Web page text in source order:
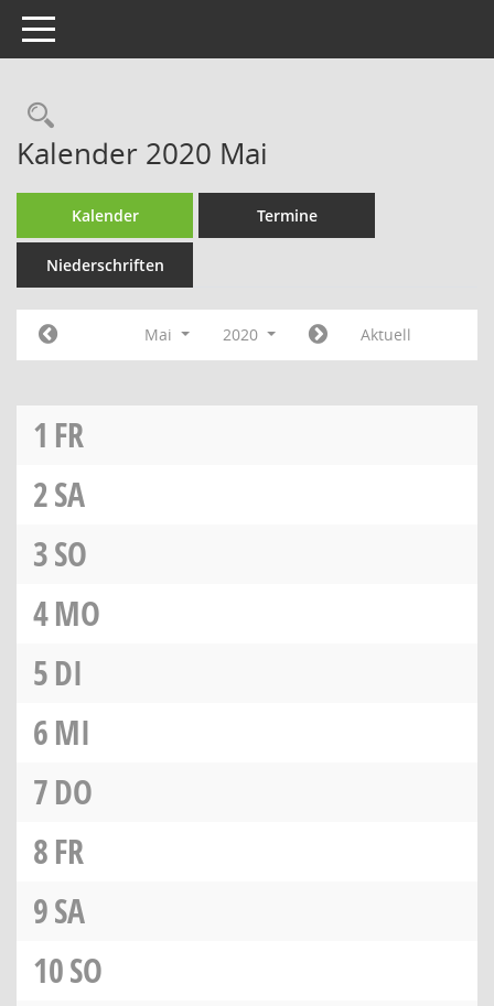
Toggle navigation
Rechercheauswahl
Kalender 2020 Mai
Kalender Termine
Niederschriften
Mai 2020 Aktuell
1 FR
2SA
3SO
4MO
5DI
6MI
7DO
8FR
9SA
10SO